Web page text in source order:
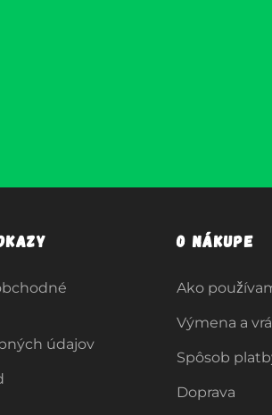
údajov
O nákupe
Ako
Výmena a
Spôsob
Doprava